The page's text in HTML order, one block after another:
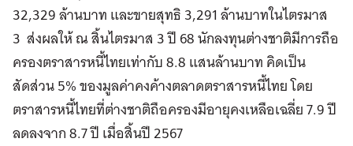
32,329 ล้านบาท และขายสุทธิ 3,291 ล้านบาทในไตรมาส
3 ส่งผลให้ ณ สิ้นไตรมาส 3 ปี 68 นักลงทุนต่างชาติมีการถือ
ครองตราสารหนี้ไทยเท่ากับ 8.8 แสนล้านบาท คิดเป็น
สัดส่วน 5% ของมูลค่าคงค้างตลาดตราสารหนี้ไทย โดย
ตราสารหนี้ไทยที่ต่างชาติถือครองมีอายุคงเหลือเฉลี่ย 7.9 ปี
ลดลงจาก 8.7 ปี เมื่อสิ้นปี 2567